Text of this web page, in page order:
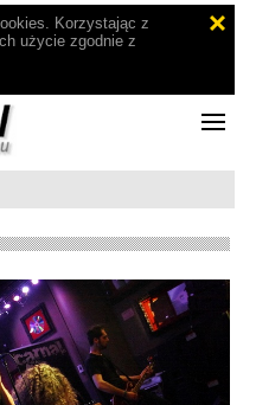
Korzystając z
użycie zgodnie z